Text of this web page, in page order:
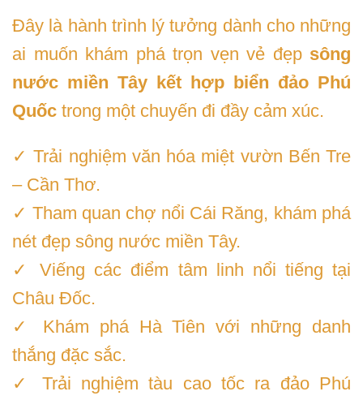
Đây là hành trình lý tưởng dành cho những
ai muốn khám phá trọn vẹn vẻ đẹp sông
nước miền Tây kết hợp biển đảo Phú
Quốc trong một chuyến đi đầy cảm xúc.
✓ Trải nghiệm văn hóa miệt vườn Bến Tre
– Cần Thơ.
✓ Tham quan chợ nổi Cái Răng, khám phá
nét đẹp sông nước miền Tây.
✓ Viếng các điểm tâm linh nổi tiếng tại
Châu Đốc.
✓ Khám phá Hà Tiên với những danh
thắng đặc sắc.
✓ Trải nghiệm tàu cao tốc ra đảo Phú